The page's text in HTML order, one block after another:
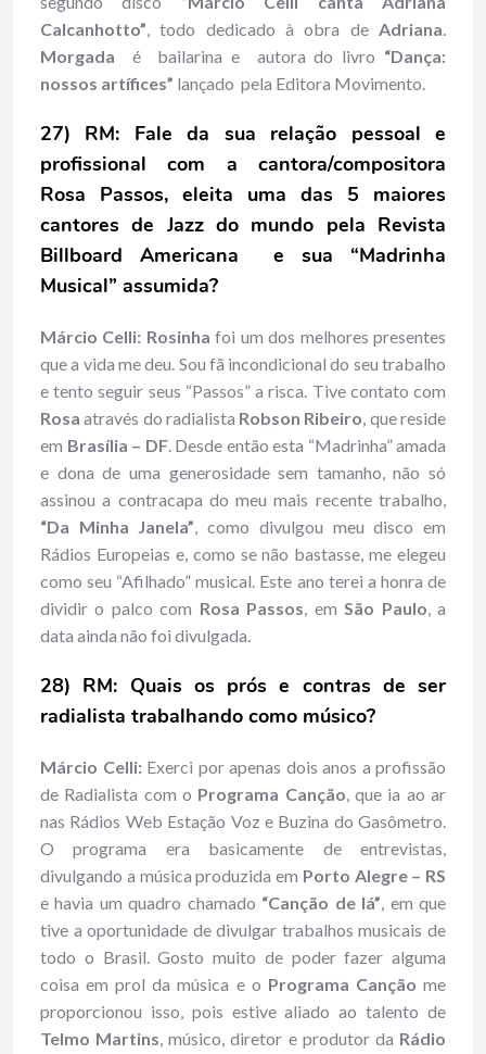
Calcanhotto”, todo dedicado à obra de Adriana.
Morgada é bailarina e autora do livro “Dança:
nossos artífices” lançado pela Editora Movimento.
27) RM: Fale da sua relação pessoal e
profissional com a cantora/compositora
Rosa Passos, eleita uma das 5 maiores
cantores de Jazz do mundo pela Revista
Billboard Americana e sua “Madrinha
Musical” assumida?
Márcio Celli: Rosinha foi um dos melhores presentes
que a vida me deu. Sou fã incondicional do seu trabalho
e tento seguir seus “Passos” a risca. Tive contato com
Rosa através do radialista Robson Ribeiro, que reside
em Brasília – DF. Desde então esta “Madrinha” amada
e dona de uma generosidade sem tamanho, não só
assinou a contracapa do meu mais recente trabalho,
“Da Minha Janela”, como divulgou meu disco em
Rádios Europeias e, como se não bastasse, me elegeu
como seu “Afilhado” musical. Este ano terei a honra de
dividir o palco com Rosa Passos, emSão Paulo, a
data ainda não foi divulgada.
28) RM: Quais os prós e contras de ser
radialista trabalhando como músico?
Márcio Celli:Exerci por apenas dois anos a profissão
de Radialista com o Programa Canção, que ia ao ar
nas Rádios Web Estação Voz e Buzina do Gasômetro.
O programa era basicamente de entrevistas,
divulgando a música produzida em Porto Alegre – RS
e havia um quadro chamado “Canção de lá”, em que
tive a oportunidade de divulgar trabalhos musicais de
todo o Brasil. Gosto muito de poder fazer alguma
coisa em prol da música e o Programa Canção me
proporcionou isso, pois estive aliado ao talento de
Telmo Martins, músico, diretor e produtor da Rádio